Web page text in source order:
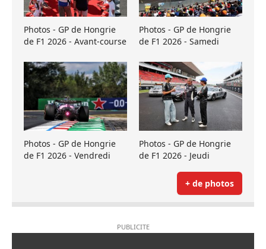
Photos - GP de Hongrie
de F1 2026 - Avant-course
Photos - GP de Hongrie
de F1 2026 - Samedi
Photos - GP de Hongrie
de F1 2026 - Vendredi
Photos - GP de Hongrie
de F1 2026 - Jeudi
+ de photos